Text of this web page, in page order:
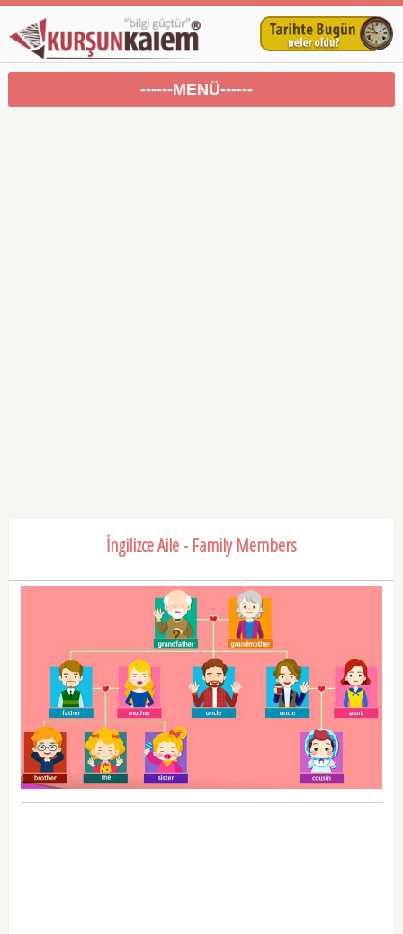
------MENÜ------
İngilizce Aile - Family Members